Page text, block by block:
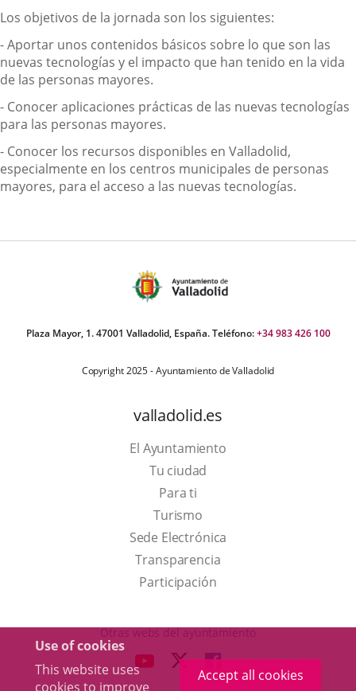
Use of cookies
This website uses
cookies to improve
Accept all cookies
Los objetivos de la jornada son los siguientes:
- Aportar unos contenidos básicos sobre lo que son las
nuevas tecnologías y el impacto que han tenido en la vida
de las personas mayores.
- Conocer aplicaciones prácticas de las nuevas tecnologías
para las personas mayores.
- Conocer los recursos disponibles en Valladolid,
especialmente en los centros municipales de personas
mayores, para el acceso a las nuevas tecnologías.
Plaza Mayor, 1. 47001 Valladolid, España. Teléfono:+34 983 426 100
Copyright 2025 - Ayuntamiento de Valladolid
valladolid.es
El Ayuntamiento
Tu ciudad
Para ti
TurismoThis
link
will
open
a
up
Sede Electrónica
Transparencia
Participación
Otras webs del ayuntamiento
LINK LINK
TO
LINK
TO